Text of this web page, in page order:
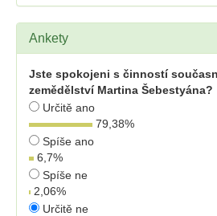
Ankety
Jste spokojeni s činností
zemědělství Martina Šebestyána?
Určitě ano
79,38%
Spíše ano
6,7%
Spíše ne
2,06%
Určitě ne